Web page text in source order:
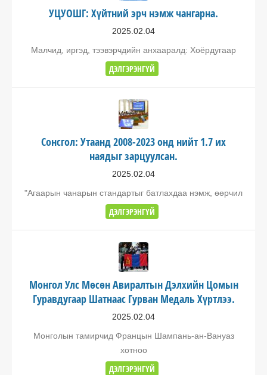
УЦУОШГ: Хүйтний эрч нэмж чангарна.
2025.02.04
Малчид, иргэд, тээвэрчдийн анхааралд: Хоёрдугаар
ДЭЛГЭРЭНГҮЙ
Сонсгол: Утаанд 2008-2023 онд нийт 1.7 их
наядыг зарцуулсан.
2025.02.04
"Агаарын чанарын стандартыг батлахдаа нэмж, өөрчил
ДЭЛГЭРЭНГҮЙ
Монгол Улс Мөсөн Авиралтын Дэлхийн Цомын
Гуравдугаар Шатнаас Гурван Медаль Хүртлээ.
2025.02.04
Монголын тамирчид Францын Шампань-ан-Вануаз
хотноо
ДЭЛГЭРЭНГҮЙ